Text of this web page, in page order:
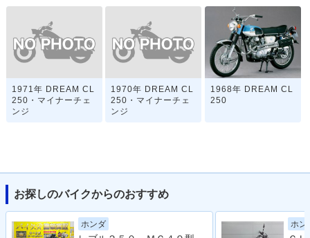
1971年 DREAM CL
250・マイナーチェ
ンジ
1970年 DREAM CL
250・マイナーチェ
ンジ
1968年 DREAM CL
250
お探しのバイクからのおすすめ
ホンダ ホン